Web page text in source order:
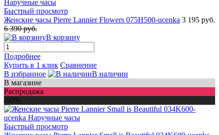
Быстрый просмотр
Женские часы Pierre Lannier Flowers 075H500-ucenka 3 195 руб.
6 390 руб.
В корзину
Подробнее
Купить в 1 клик Сравнение
В избранное
В наличии
В магазине
Распродажа
-50%
Быстрый просмотр